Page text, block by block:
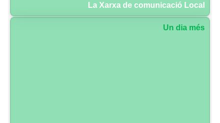
La Xarxa de comunicació Local
Un dia més